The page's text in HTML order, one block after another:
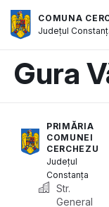
COMUNA
Județul
Gura
PRIMĂRIA
COMUNEI
CERCHEZU
Județul
Constanța
Str.
General